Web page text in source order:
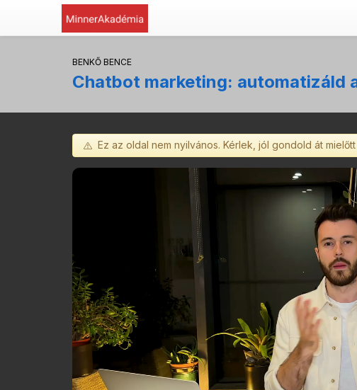
BENKŐ BENCE
Chatbot marketing: automatizáld
Ez az oldal nem nyilvános. Kérlek, jól gondold át